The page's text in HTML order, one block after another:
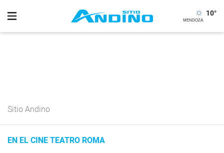
10°
Sitio Andino
EN EL CINE TEATRO ROMA